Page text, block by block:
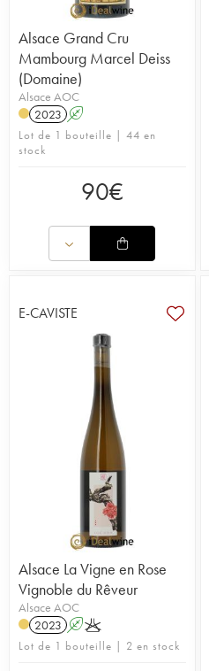
Alsace Grand Cru
Mambourg Marcel Deiss
(Domaine)
Alsace AOC
2023 A
Lot de 1 bouteille | 44 en
stock
90€
E-CAVISTE
Alsace La Vigne en Rose
Vignoble du Rêveur
Alsace AOC
2023 AK
Lot de 1 bouteille | 2 en stock